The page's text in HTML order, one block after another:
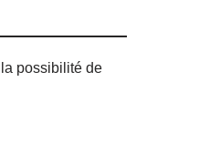
possibilité de